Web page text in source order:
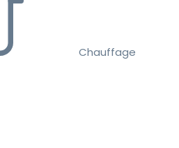
Chauffage